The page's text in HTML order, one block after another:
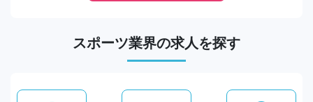
スポーツ業界の求人を探す